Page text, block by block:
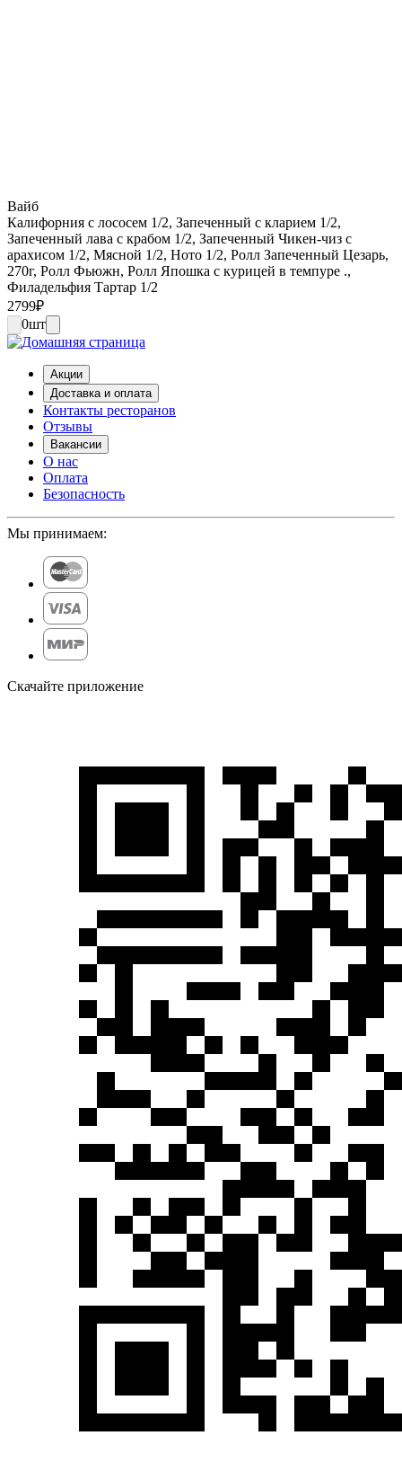
Вайб
Калифорния с лососем 1/2, Запеченный с кларием 1/2,
Запеченный лава с крабом 1/2, Запеченный Чикен-чиз с
арахисом 1/2, Мясной 1/2, Ното 1/2, Ролл Запеченный Цезарь,
270г, Ролл Фьюжн, Ролл Япошка с курицей в темпуре .,
Филадельфия Тартар 1/2
2799₽
0шт
Акции
Доставка и оплата
Контакты ресторанов
Отзывы
Вакансии
О нас
Оплата
Безопасность
Мы принимаем:
Скачайте приложение